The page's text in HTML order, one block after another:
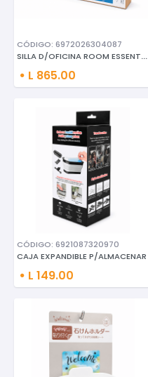
CÓDIGO: 6972026304087
SILLA D/OFICINA ROOM ESSENTIAL
L 865.00
CÓDIGO: 6921087320970
CAJA EXPANDIBLE P/ALMACENAR
L 149.00